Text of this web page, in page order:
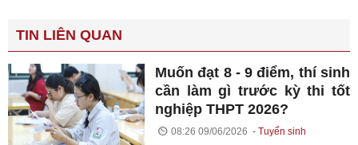
TIN LIÊN QUAN
Muốn đạt 8 - 9 điểm, thí sinh
cần làm gì trước kỳ thi tốt
nghiệp THPT 2026?
08:26 09/06/2026 Tuyển sinh